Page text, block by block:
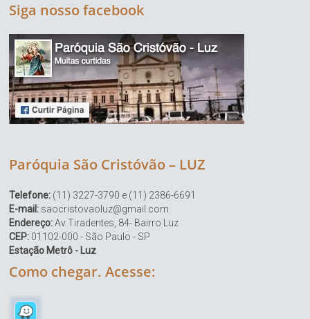
Siga nosso facebook
Paróquia São Cristóvão – LUZ
Telefone: (11) 3227-3790 e (11) 2386-6691
E-mail: saocristovaoluz@gmail.com
Endereço:Av Tiradentes, 84- Bairro Luz
CEP: 01102-000 - São Paulo - SP
Estação Metrô - Luz
Como chegar. Acesse: